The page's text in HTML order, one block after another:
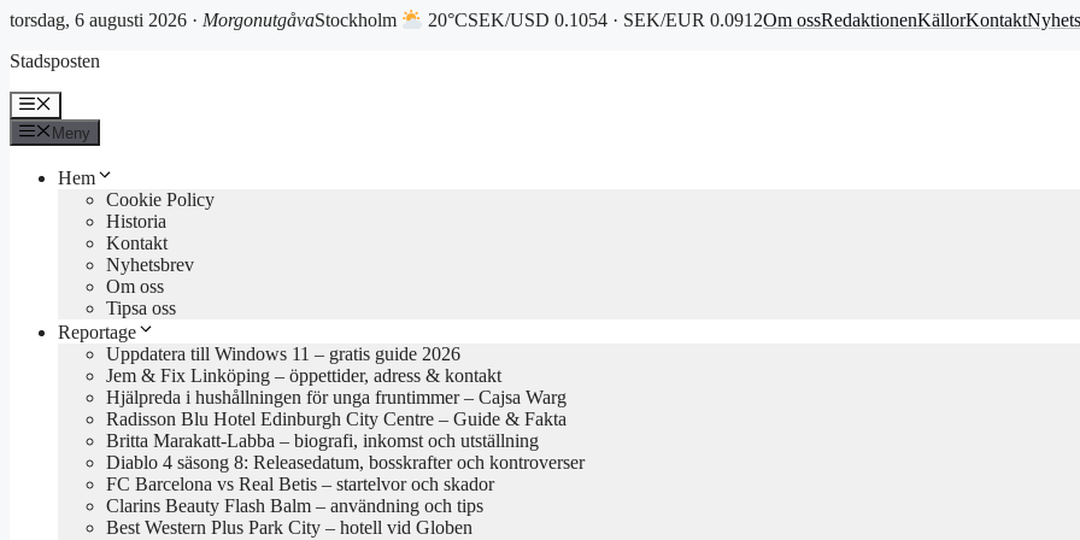
torsdag, 6 augusti 2026 · MorgonutgåvaStockholm 20°CSEK/USD 0.1054 · SEK/EUR 0.0912Om ossRedaktionenKällorKontakt
till
Stadsposten
Meny
Meny
Hem
Cookie Policy
Historia
Kontakt
Nyhetsbrev
Om oss
Tipsa oss
Reportage
Uppdatera till Windows 11 – gratis guide 2026
Jem & Fix Linköping – öppettider, adress & kontakt
Hjälpreda i hushållningen för unga fruntimmer – Cajsa Warg
Radisson Blu Hotel Edinburgh City Centre – Guide & Fakta
Britta Marakatt-Labba – biografi, inkomst och utställning
Diablo 4 säsong 8: Releasedatum, bosskrafter och kontroverser
FC Barcelona vs Real Betis – startelvor och skador
Clarins Beauty Flash Balm – användning och tips
Best Western Plus Park City – hotell vid Globen